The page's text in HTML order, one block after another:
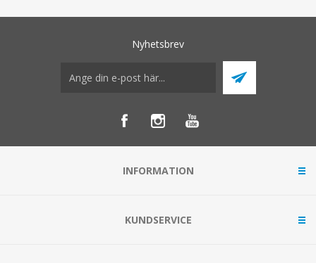
Nyhetsbrev
INFORMATION
KUNDSERVICE